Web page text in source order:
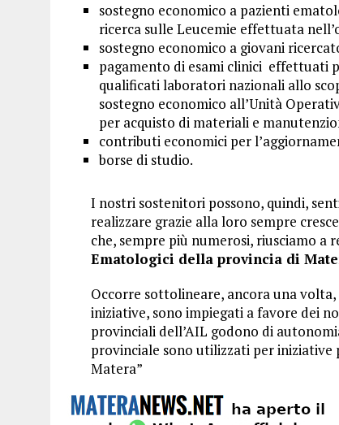
sostegno economico a pazienti
ricerca sulle Leucemie effettuata
sostegno economico a giovani
pagamento di esami clinici effettuati
qualificati laboratori nazionali allo
sostegno economico all’Unità
per acquisto di materiali e
contributi economici per
borse di studio.
I nostri sostenitori possono, quindi,
realizzare grazie alla loro sempre
che, sempre più numerosi, riusciamo a
Ematologici della provincia di
Occorre sottolineare, ancora una
iniziative, sono impiegati a favore dei
provinciali dell’AIL godono di
provinciale sono utilizzati per iniziative
Matera”